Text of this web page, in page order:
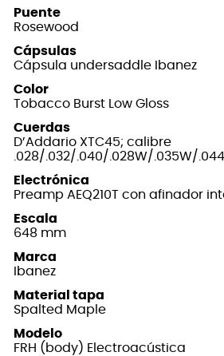
Puente
Rosewood
Cápsulas
Cápsula undersaddle Ibanez
Color
Tobacco Burst Low Gloss
Cuerdas
D’Addario XTC45; calibre
.028/.032/.040/.028W/.035W/
Electrónica
Preamp AEQ210T con afinador
Escala
648 mm
Marca
Ibanez
Material tapa
Spalted Maple
Modelo
FRH (body) Electroacústica